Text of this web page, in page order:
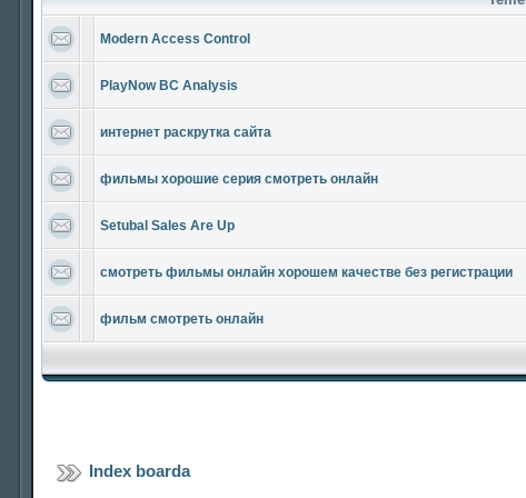
Modern Access Control
PlayNow BC Analysis
интернет раскрутка сайта
фильмы хорошие серия смотреть онлайн
Setubal Sales Are Up
смотреть фильмы онлайн хорошем качестве без регистрации
фильм смотреть онлайн
Index boarda